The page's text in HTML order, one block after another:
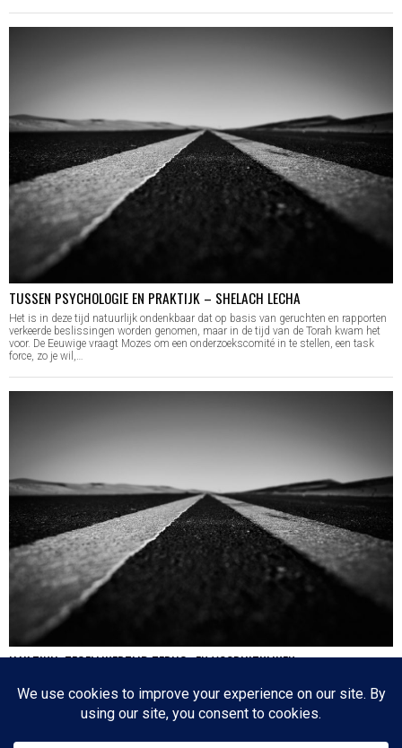
TUSSEN PSYCHOLOGIE EN PRAKTIJK – SHELACH LECHA
Het is in deze tijd natuurlijk ondenkbaar dat op basis van geruchten en rapporten
verkeerde beslissingen worden genomen, maar in de tijd van de Torah kwam het
voor. De Eeuwige vraagt Mozes om een onderzoekscomité in te stellen, een task
force, zo je wil,…
HA’AZINU: TEGELIJKERTIJD TERUG- EN VOORUITKIJKEN
oktober 2020 begonnen: de eerste parasja van het jaar. Het zijn dagen die
tegenstrijdige emoties oproepen: aan de ene kant lezen we over de laatste dagen